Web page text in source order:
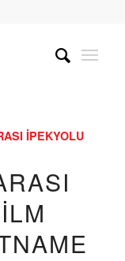
İPEKYOLU